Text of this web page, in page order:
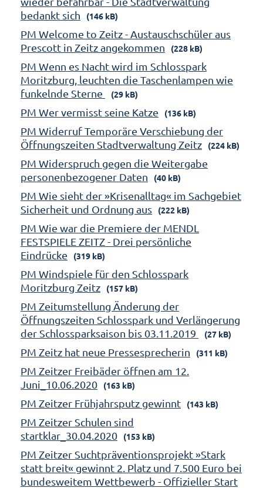
bedankt sich
(146 kB)
PM Welcome to Zeitz - Austauschschüler aus
Prescott in Zeitz angekommen
(228 kB)
PM Wenn es Nacht wird im Schlosspark
Moritzburg, leuchten die Taschenlampen wie
funkelnde Sterne
(29 kB)
PM Wer vermisst seine Katze (136 kB)
PM Widerruf Temporäre Verschiebung der
Öffnungszeiten Stadtverwaltung Zeitz
(224 kB)
PM Widerspruch gegen die Weitergabe
personenbezogener Daten
(40 kB)
PM Wie sieht der »Krisenalltag« im Sachgebiet
Sicherheit und Ordnung aus
(222 kB)
PM Wie war die Premiere der MENDL
FESTSPIELE ZEITZ - Drei persönliche
Eindrücke
(319 kB)
PM Windspiele für den Schlosspark
Moritzburg Zeitz
(157 kB)
PM Zeitumstellung Änderung der
Öffnungszeiten Schlosspark und Verlängerung
der Schlossparksaison bis 03.11.2019
(27 kB)
PM Zeitz hat neue Pressesprecherin (311 kB)
PM Zeitzer Freibäder öffnen am 12.
Juni_10.06.2020
(163 kB)
PM Zeitzer Frühjahrsputz gewinnt (143 kB)
PM Zeitzer Schulen sind
startklar_30.04.2020
(153 kB)
PM Zeitzer Suchtpräventionsprojekt »Stark
statt breit« gewinnt 2. Platz und 7.500 Euro bei
bundesweitem Wettbewerb - Offizieller Start